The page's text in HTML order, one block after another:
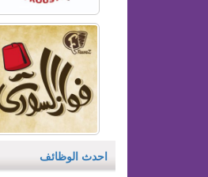
احدث الوظائف